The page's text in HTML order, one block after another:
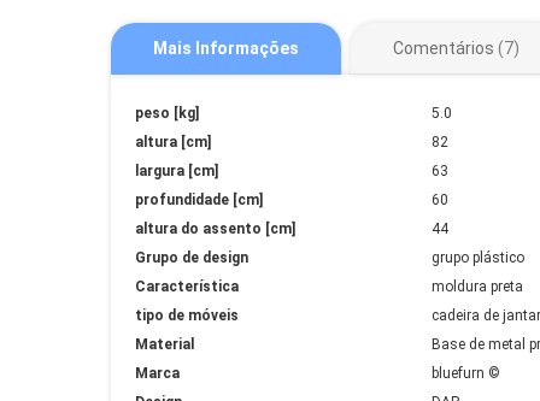
Mais Informações
Mais
Informações
peso [kg]
5.0
altura [cm]
82
largura [cm]
63
profundidade [cm]
60
altura do assento [cm]
44
Grupo de design
grupo plástico
Característica
moldura preta
tipo de móveis
cadeira de jantar
Material
Base de metal
Marca
bluefurn ©
Comentários 7